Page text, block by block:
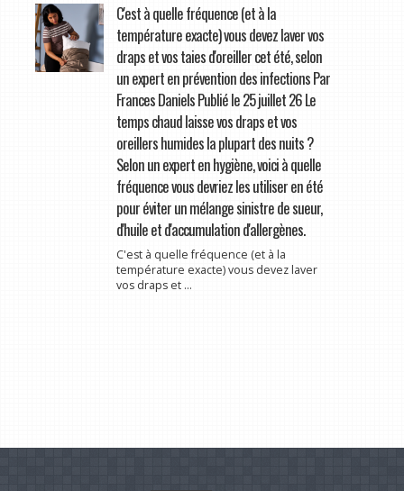
C'est à quelle fréquence (et à la
température exacte) vous devez laver vos
draps et vos taies d'oreiller cet été, selon
un expert en prévention des infections Par
Frances Daniels Publié le 25 juillet 26 Le
temps chaud laisse vos draps et vos
oreillers humides la plupart des nuits ?
Selon un expert en hygiène, voici à quelle
fréquence vous devriez les utiliser en été
pour éviter un mélange sinistre de sueur,
d'huile et d'accumulation d'allergènes.
C'est à quelle fréquence (et à la
température exacte) vous devez laver
vos draps et ...